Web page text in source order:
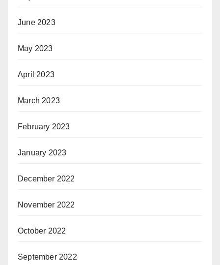
June 2023
May 2023
April 2023
March 2023
February 2023
January 2023
December 2022
November 2022
October 2022
September 2022